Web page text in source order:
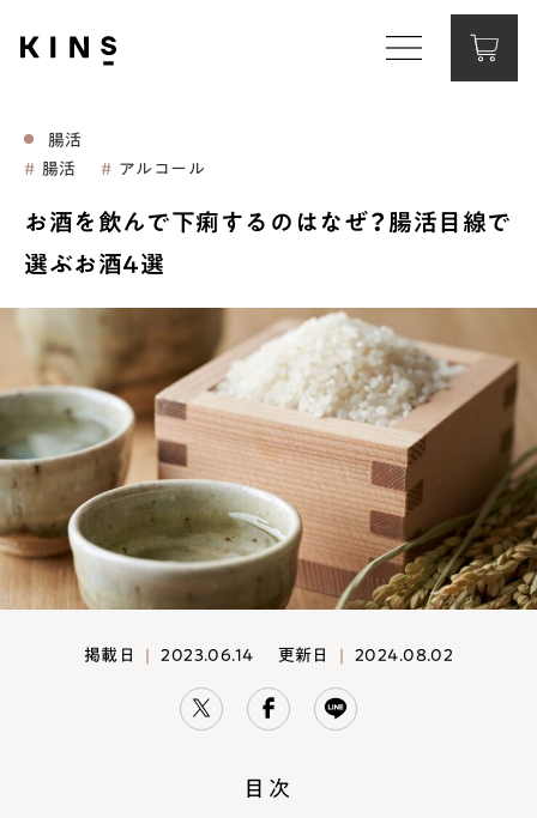
Corporate Website
腸活
腸活
アルコール
お酒を飲んで下痢するのはなぜ？腸活目線で
選ぶお酒4選
掲載日 | 2023.06.14 更新日 | 2024.08.02
目次